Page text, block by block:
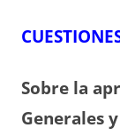
Sobre la
Generales